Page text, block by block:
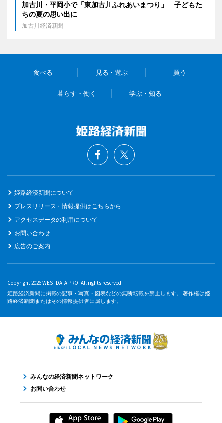
加古川・平岡小で「東加古川ふれあいまつり」 子どもた
ちの夏の思い出に
加古川経済新聞
食べる 見る・遊ぶ 買う
暮らす・働く 学ぶ・知る
姫路経済新聞について
プレスリリース・情報提供はこちらから
アクセスデータの利用について
お問い合わせ
広告のご案内
Copyright 2026 WEST DATA PRO. All rights reserved.
姫路経済新聞に掲載の記事・写真・図表などの無断転載を禁止します。 著作権は姫
路経済新聞またはその情報提供者に属します。
みんなの経済新聞ネットワーク
お問い合わせ